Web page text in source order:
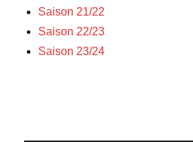
Saison 21/22
Saison 22/23
Saison 23/24